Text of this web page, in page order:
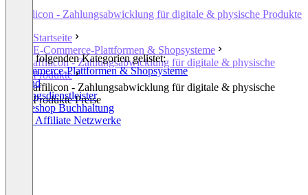
affilicon - Zahlungsabwicklung für digitale & physische Produkte
Startseite
E-Commerce-Plattformen & Shopsysteme
affilicon - Zahlungsabwicklung für digitale & physische
Produkte
affilicon - Zahlungsabwicklung für digitale & physische
Produkte Preise
In den folgenden Kategorien gelistet:
E-Commerce-Plattformen & Shopsysteme
Versand
Zahlungsdienstleister
Onlineshop Buchhaltung
Public Affiliate Netzwerke